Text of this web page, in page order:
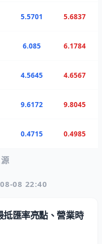
5.5701 5.6837
6.085 6.1784
4.5645 4.6567
9.6172 9.8045
0.4715 0.4985
08 22:40
匯率亮點、營業時